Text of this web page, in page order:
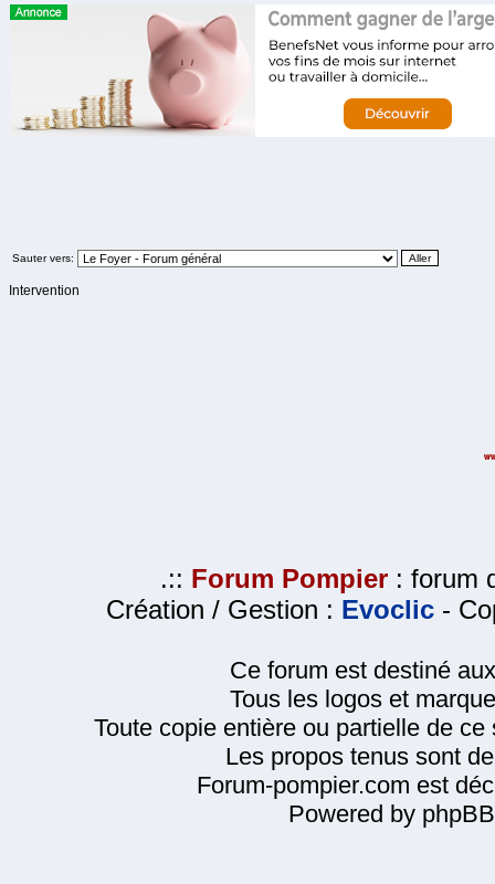
Sauter vers:
Intervention
.:: Forum Pompier : forum
Création / Gestion : Evoclic -
Ce forum est destiné
Tous les logos et
Toute copie entière ou partielle de
Les propos tenus sont
Forum-pompier.com est
Powered by